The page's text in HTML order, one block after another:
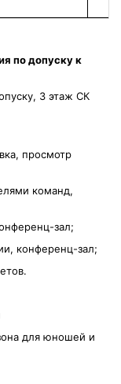
по допуску к
3 этаж СК
просмотр
команд,
зал;
конференц-зал;
для юношей и